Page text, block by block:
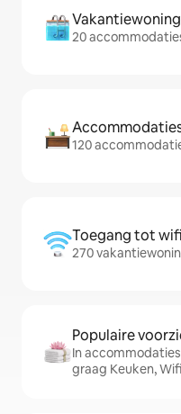
20
120
Toegang tot wifi
270
Populaire
In
graag Keuken,